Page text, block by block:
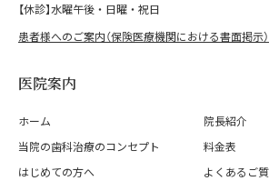
【休診】水曜午後・日曜・祝日
患者様へのご案内（保険医療機関における書面掲示）
医院案内
ホーム
当院の歯科治療のコンセプト
はじめての方へ
院長紹介
料金表
よくあるご